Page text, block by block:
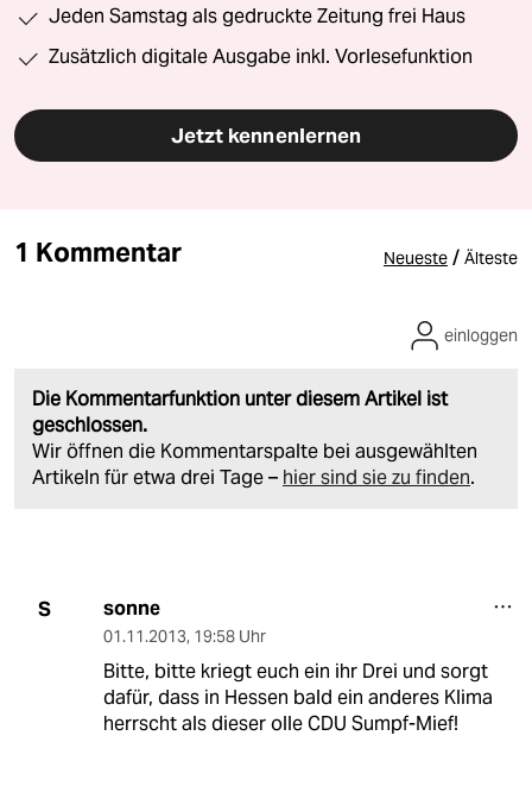
Jeden Samstag als gedruckte Zeitung frei Haus
Zusätzlich digitale Ausgabe inkl. Vorlesefunktion
Jetzt kennenlernen
1 Kommentar Neueste / Älteste
Die Kommentarfunktion unter diesem Artikel ist
geschlossen.
Wir öffnen die Kommentarspalte bei ausgewählten
Artikeln für etwa drei Tage – hier sind sie zu finden.
einloggen
S sonne
01.11.2013, 19:58 Uhr
Bitte, bitte kriegt euch ein ihr Drei und sorgt
dafür, dass in Hessen bald ein anderes Klima
herrscht als dieser olle CDU Sumpf-Mief!